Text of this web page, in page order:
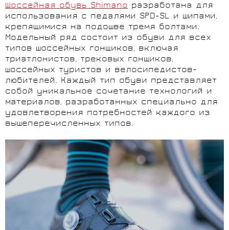
Шоссейная обувь Shimano разработана для
использования с педалями SPD-SL и шипами,
крепящимися на подошве тремя болтами.
Модельный ряд состоит из обуви для всех
типов шоссейных гонщиков, включая
триатлонистов, трековых гонщиков,
шоссейных туристов и велосипедистов-
любителей. Каждый тип обуви представляет
собой уникальное сочетание технологий и
материалов, разработанных специально для
удовлетворения потребностей каждого из
вышеперечисленных типов.